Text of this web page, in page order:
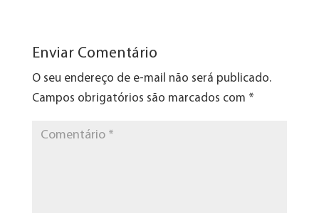
Enviar Comentário
O seu endereço de e-mail não será publicado.
Campos obrigatórios são marcados com *